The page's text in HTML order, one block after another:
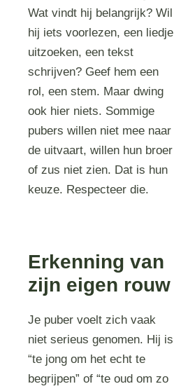
Wat vindt hij belangrijk? Wil
hij iets voorlezen, een liedje
uitzoeken, een tekst
schrijven? Geef hem een
rol, een stem. Maar dwing
ook hier niets. Sommige
pubers willen niet mee naar
de uitvaart, willen hun broer
of zus niet zien. Dat is hun
keuze. Respecteer die.
Erkenning van
zijn eigen rouw
Je puber voelt zich vaak
niet serieus genomen. Hij is
“te jong om het echt te
begrijpen” of “te oud om zo